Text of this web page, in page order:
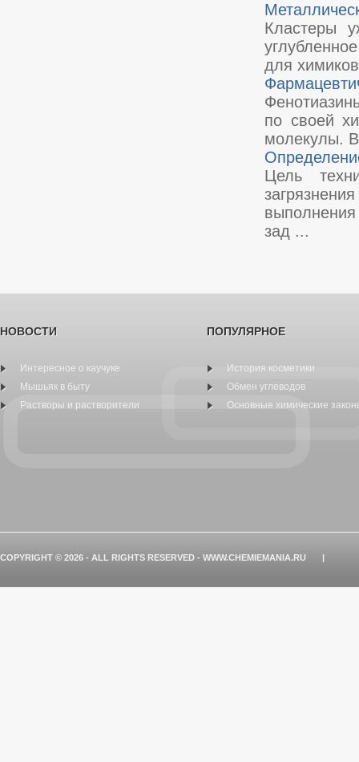
Кластеры
для
по своей
молекулы.
Цель
зад ...
НОВОСТИ
Интересное о каучуке
Мышьяк в быту
Растворы и растворители
ПОПУЛЯРНОЕ
История косметики
Обмен углеводов
Основные химические
COPYRIGHT © 2026 - ALL RIGHTS RESERVED - WWW.CHEMIEMANIA.RU |